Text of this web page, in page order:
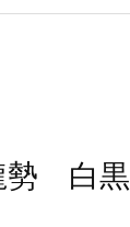
勢 白